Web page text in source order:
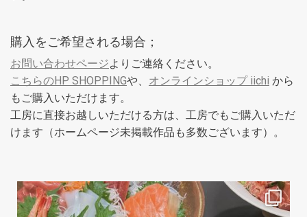
購入をご希望される場合；
お問い合わせページよりご連絡ください。
こちらのHP SHOPPINGや、 オンラインショップ iichi から
もご購入いただけます。
工房に直接お越しいただける方は、工房でもご購入いただ
けます（ホームページ未掲載作品も多数ございます）。